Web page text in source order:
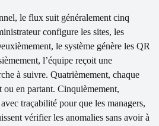
le flux suit généralement cinq
configure les sites, les
le système génère les QR
l’équipe reçoit une
à suivre. Quatrièmement, chaque
ou en partant. Cinquièmement,
traçabilité pour que les managers,
vérifier les anomalies sans avoir à